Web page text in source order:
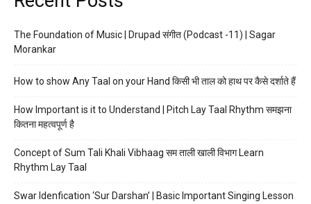
The Foundation of Music | Drupad संगीत (Podcast -11) | Sagar
Morankar
How to show Any Taal on your Hand किसी भी ताल को हाथ पर कैसे दर्शाते हैं
How Important is it to Understand | Pitch Lay Taal Rhythm समझना
कितना महत्वपूर्ण है
Concept of Sum Tali Khali Vibhaag सम ताली खाली विभाग Learn
Rhythm Lay Taal
Swar Idenfication ‘Sur Darshan’ | Basic Important Singing Lesson